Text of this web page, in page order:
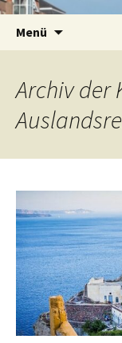
Menü
Archiv der